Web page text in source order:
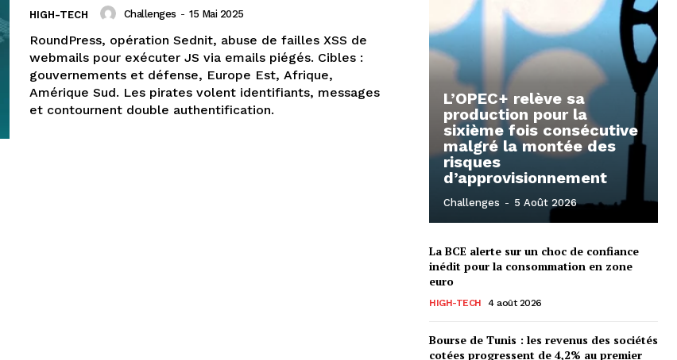
HIGH-TECH Challenges - 15 Mai 2025
RoundPress, opération Sednit, abuse de failles XSS de
webmails pour exécuter JS via emails piégés. Cibles :
gouvernements et défense, Europe Est, Afrique,
Amérique Sud. Les pirates volent identifiants, messages
et contournent double authentification.
L’OPEC+ relève sa
production pour la
sixième fois consécutive
malgré la montée des
risques
d’approvisionnement
Challenges - 5 Août 2026
La BCE alerte sur un choc de confiance
inédit pour la consommation en zone
euro
HIGH-TECH 4 août 2026
Bourse de Tunis : les revenus des sociétés
cotées progressent de 4,2% au premier